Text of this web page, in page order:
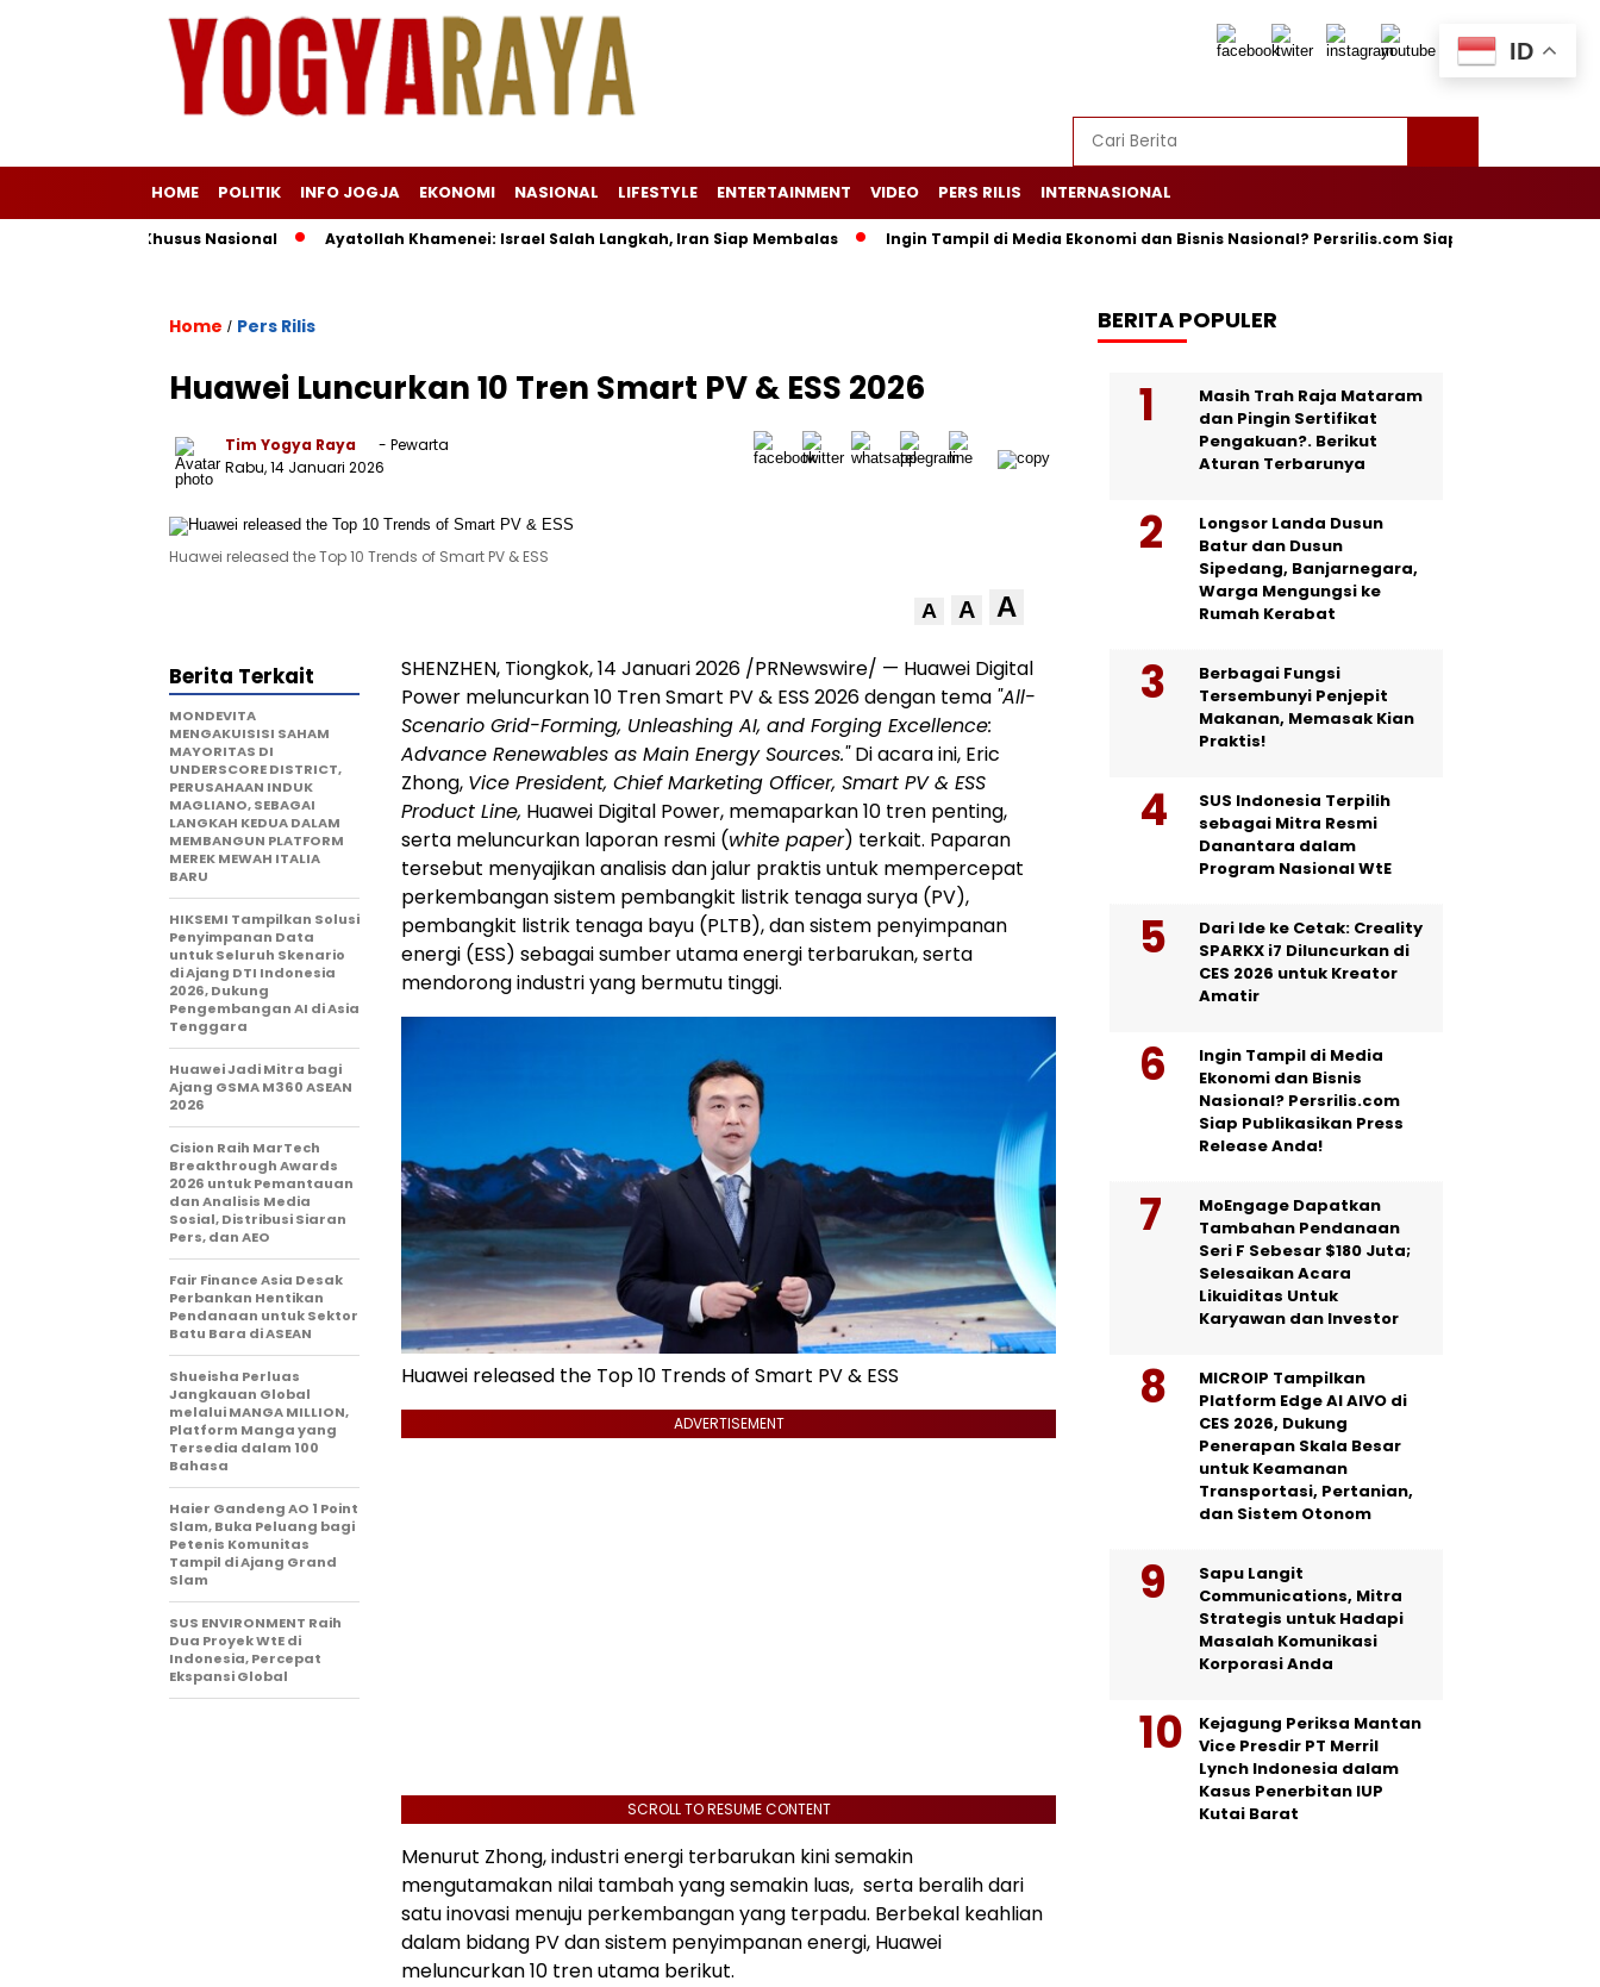
HOME POLITIK INFO JOGJA EKONOMI NASIONAL LIFESTYLE ENTERTAINMENT VIDEO PERS RILIS INTERNASIONAL
Haji Khusus Nasional Ayatollah Khamenei: Israel Salah Langkah, Iran Siap Membalas Ingin Tampil di Media Ekonomi dan Bisnis Nasional? Persrilis.com Siap Publikasikan Press
Home / Pers Rilis
Huawei Luncurkan 10 Tren Smart PV & ESS 2026
Tim Yogya Raya
- Pewarta
Rabu, 14 Januari 2026
Huawei released the Top 10 Trends of Smart PV & ESS
A A A
SHENZHEN, Tiongkok, 14 Januari 2026 /PRNewswire/ — Huawei Digital
Power meluncurkan 10 Tren Smart PV & ESS 2026 dengan tema "All-
Scenario Grid-Forming, Unleashing AI, and Forging Excellence:
Advance Renewables as Main Energy Sources."Di acara ini, Eric
Zhong, Vice President, Chief Marketing Officer, Smart PV & ESS
Product Line, Huawei Digital Power, memaparkan 10 tren penting,
serta meluncurkan laporan resmi (white paper) terkait. Paparan
tersebut menyajikan analisis dan jalur praktis untuk mempercepat
perkembangan sistem pembangkit listrik tenaga surya (PV),
pembangkit listrik tenaga bayu (PLTB), dan sistem penyimpanan
energi (ESS) sebagai sumber utama energi terbarukan, serta
mendorong industri yang bermutu tinggi.
Huawei released the Top 10 Trends of Smart PV & ESS
ADVERTISEMENT
SCROLL TO RESUME CONTENT
Menurut Zhong, industri energi terbarukan kini semakin
mengutamakan nilai tambah yang semakin luas, serta beralih dari
satu inovasi menuju perkembangan yang terpadu. Berbekal keahlian
dalam bidang PV dan sistem penyimpanan energi, Huawei
meluncurkan 10 tren utama berikut.
Berita Terkait
MONDEVITA
MENGAKUISISI SAHAM
MAYORITAS DI
UNDERSCORE DISTRICT,
PERUSAHAAN INDUK
MAGLIANO, SEBAGAI
LANGKAH KEDUA DALAM
MEMBANGUN PLATFORM
MEREK MEWAH ITALIA
BARU
HIKSEMI Tampilkan Solusi
Penyimpanan Data
untuk Seluruh Skenario
di Ajang DTI Indonesia
2026, Dukung
Pengembangan AI di Asia
Tenggara
Huawei Jadi Mitra bagi
Ajang GSMA M360 ASEAN
2026
Cision Raih MarTech
Breakthrough Awards
2026 untuk Pemantauan
dan Analisis Media
Sosial, Distribusi Siaran
Pers, dan AEO
Fair Finance Asia Desak
Perbankan Hentikan
Pendanaan untuk Sektor
Batu Bara di ASEAN
Shueisha Perluas
Jangkauan Global
melalui MANGA MILLION,
Platform Manga yang
Tersedia dalam 100
Bahasa
Haier Gandeng AO 1 Point
Slam, Buka Peluang bagi
Petenis Komunitas
Tampil di Ajang Grand
Slam
SUS ENVIRONMENT Raih
Dua Proyek WtE di
Indonesia, Percepat
Ekspansi Global
BERITA POPULER
Masih Trah Raja Mataram
dan Pingin Sertifikat
Pengakuan?. Berikut
Aturan Terbarunya
Longsor Landa Dusun
Batur dan Dusun
Sipedang, Banjarnegara,
Warga Mengungsi ke
Rumah Kerabat
Berbagai Fungsi
Tersembunyi Penjepit
Makanan, Memasak Kian
Praktis!
SUS Indonesia Terpilih
sebagai Mitra Resmi
Danantara dalam
Program Nasional WtE
Dari Ide ke Cetak: Creality
SPARKX i7 Diluncurkan di
CES 2026 untuk Kreator
Amatir
Ingin Tampil di Media
Ekonomi dan Bisnis
Nasional? Persrilis.com
Siap Publikasikan Press
Release Anda!
MoEngage Dapatkan
Tambahan Pendanaan
Seri F Sebesar $180 Juta;
Selesaikan Acara
Likuiditas Untuk
Karyawan dan Investor
MICROIP Tampilkan
Platform Edge AI AIVO di
CES 2026, Dukung
Penerapan Skala Besar
untuk Keamanan
Transportasi, Pertanian,
dan Sistem Otonom
Sapu Langit
Communications, Mitra
Strategis untuk Hadapi
Masalah Komunikasi
Korporasi Anda
Kejagung Periksa Mantan
Vice Presdir PT Merril
Lynch Indonesia dalam
Kasus Penerbitan IUP
Kutai Barat
ID